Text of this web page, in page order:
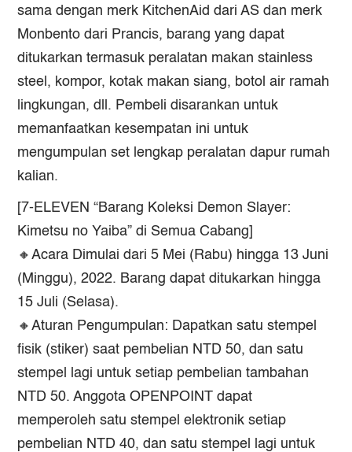
sama dengan merk KitchenAid dari AS dan merk
Monbento dari Prancis, barang yang dapat
ditukarkan termasuk peralatan makan stainless
steel, kompor, kotak makan siang, botol air ramah
lingkungan, dll. Pembeli disarankan untuk
memanfaatkan kesempatan ini untuk
mengumpulan set lengkap peralatan dapur rumah
kalian.
[7-ELEVEN “Barang Koleksi Demon Slayer:
Kimetsu no Yaiba” di Semua Cabang]
🔸Acara Dimulai dari 5 Mei (Rabu) hingga 13 Juni
(Minggu), 2022. Barang dapat ditukarkan hingga
15 Juli (Selasa).
🔸Aturan Pengumpulan: Dapatkan satu stempel
fisik (stiker) saat pembelian NTD 50, dan satu
stempel lagi untuk setiap pembelian tambahan
NTD 50. Anggota OPENPOINT dapat
memperoleh satu stempel elektronik setiap
pembelian NTD 40, dan satu stempel lagi untuk